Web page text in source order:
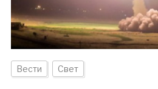
Вести Свет